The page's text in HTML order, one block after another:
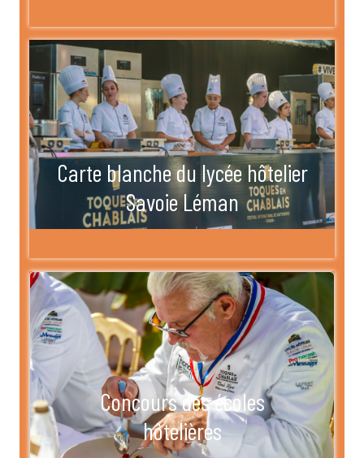
Carte blanche du lycée hôtelier
Savoie Léman
Concours des écoles
hôtelières